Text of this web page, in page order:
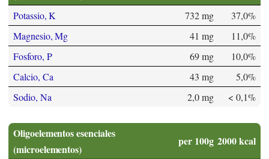
Potassio, K 732 mg
37,0%
Magnesio, Mg
41 mg
11,0%
Fosforo, P
69 mg
10,0%
Calcio, Ca
43 mg
5,0%
Sodio, Na
2,0 mg < 0,1%
Oligoelementos esenciales
(microelementos)
per 100g 2000 kcal